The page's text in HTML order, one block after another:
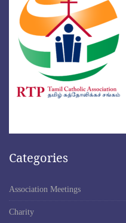
Categories
Association Meetings
Charity